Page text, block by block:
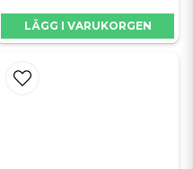
LÄGG I VARUKORGEN